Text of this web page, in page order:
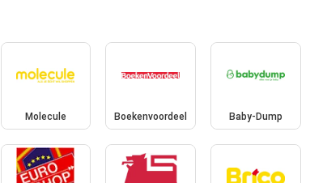
Molecule Boekenvoordeel Baby-Dump